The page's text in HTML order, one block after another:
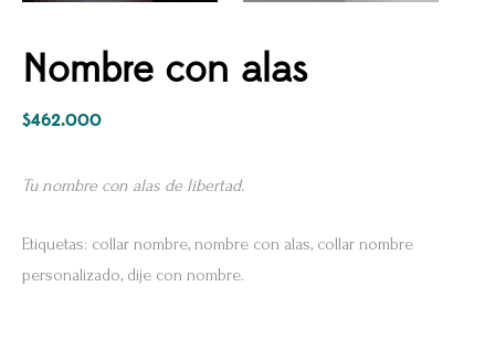
Nombre con alas
$462.000
Tu nombre con alas de libertad.
Etiquetas: collar nombre, nombre con alas, collar nombre
personalizado, dije con nombre.